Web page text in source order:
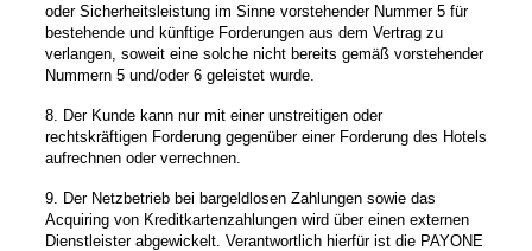
oder Sicherheitsleistung im Sinne vorstehender Nummer 5 für
bestehende und künftige Forderungen aus dem Vertrag zu
verlangen, soweit eine solche nicht bereits gemäß vorstehender
Nummern 5 und/oder 6 geleistet wurde.
8. Der Kunde kann nur mit einer unstreitigen oder
rechtskräftigen Forderung gegenüber einer Forderung des Hotels
aufrechnen oder verrechnen.
9. Der Netzbetrieb bei bargeldlosen Zahlungen sowie das
Acquiring von Kreditkartenzahlungen wird über einen externen
Dienstleister abgewickelt. Verantwortlich hierfür ist die PAYONE